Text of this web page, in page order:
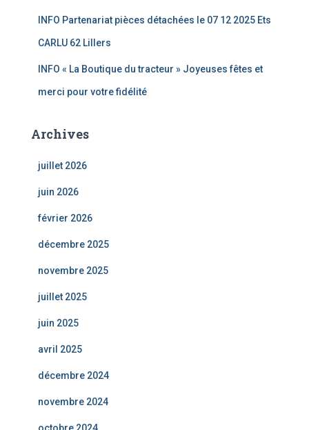
INFO Partenariat pièces détachées le 07 12 2025 Ets
CARLU 62 Lillers
INFO « La Boutique du tracteur » Joyeuses fêtes et
merci pour votre fidélité
Archives
juillet 2026
juin 2026
février 2026
décembre 2025
novembre 2025
juillet 2025
juin 2025
avril 2025
décembre 2024
novembre 2024